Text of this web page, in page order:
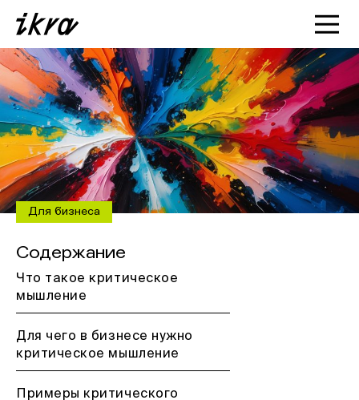
Познакомиться с ИКРОЙ
Статьи
Кейсы
О нас
Для бизнеса
Содержание
Что такое критическое
мышление
Для чего в бизнесе нужно
критическое мышление
Примеры критического